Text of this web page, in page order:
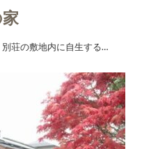
荘の敷地内に自生する…